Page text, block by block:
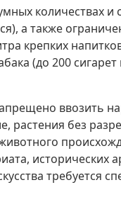
количествах и
а также
крепких
(до 200 сигарет
ввозить
растения без
исторических
требуется